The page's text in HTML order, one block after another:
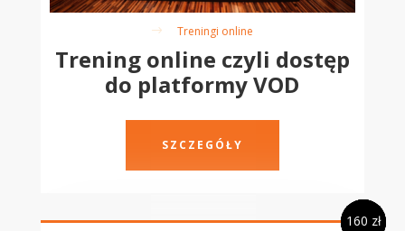
$ Treningi online
Trening online czyli dostęp
do platformy VOD
SZCZEGÓŁY
140 zł
130 zł
130 zł
160 zł